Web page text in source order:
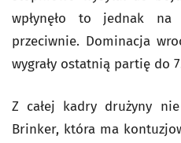
wpłynęło to jednak na
przeciwnie. Dominacja
wygrały ostatnią partię do
Z całej kadry drużyny
Brinker, która ma